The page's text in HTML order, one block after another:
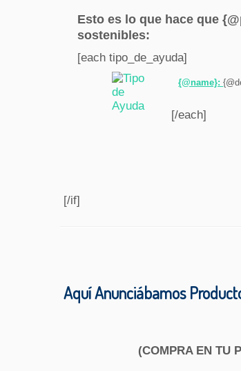
Esto es lo que hace que
sostenibles:
[each tipo_de_ayuda]
{@name}:
[/each]
[/if]
Aquí Anunciábamos
(COMPRA EN TU